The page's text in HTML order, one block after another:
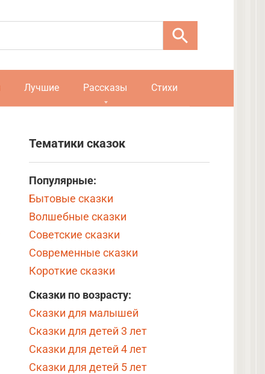
Лучшие Рассказы Стихи
Тематики сказок
Популярные:
Бытовые сказки
Волшебные сказки
Советские сказки
Современные сказки
Короткие сказки
Сказки по возрасту:
Сказки для малышей
Сказки для детей 3 лет
Сказки для детей 4 лет
Сказки для детей 5 лет